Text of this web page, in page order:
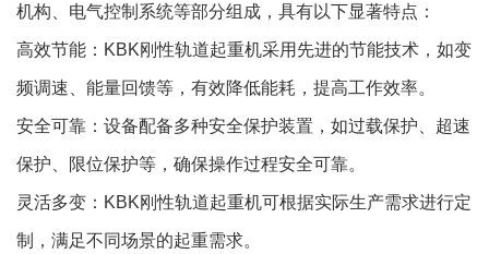
机构、电气控制系统等部分组成，具有以下显著特点：
高效节能：KBK刚性轨道起重机采用先进的节能技术，如变
频调速、能量回馈等，有效降低能耗，提高工作效率。
安全可靠：设备配备多种安全保护装置，如过载保护、超速
保护、限位保护等，确保操作过程安全可靠。
灵活多变：KBK刚性轨道起重机可根据实际生产需求进行定
制，满足不同场景的起重需求。